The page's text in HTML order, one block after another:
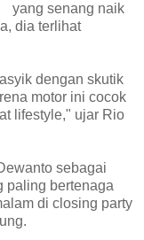
yang senang naik
dia terlihat
dengan skutik
motor ini cocok
lifestyle," ujar Rio
sebagai
paling bertenaga
di closing party